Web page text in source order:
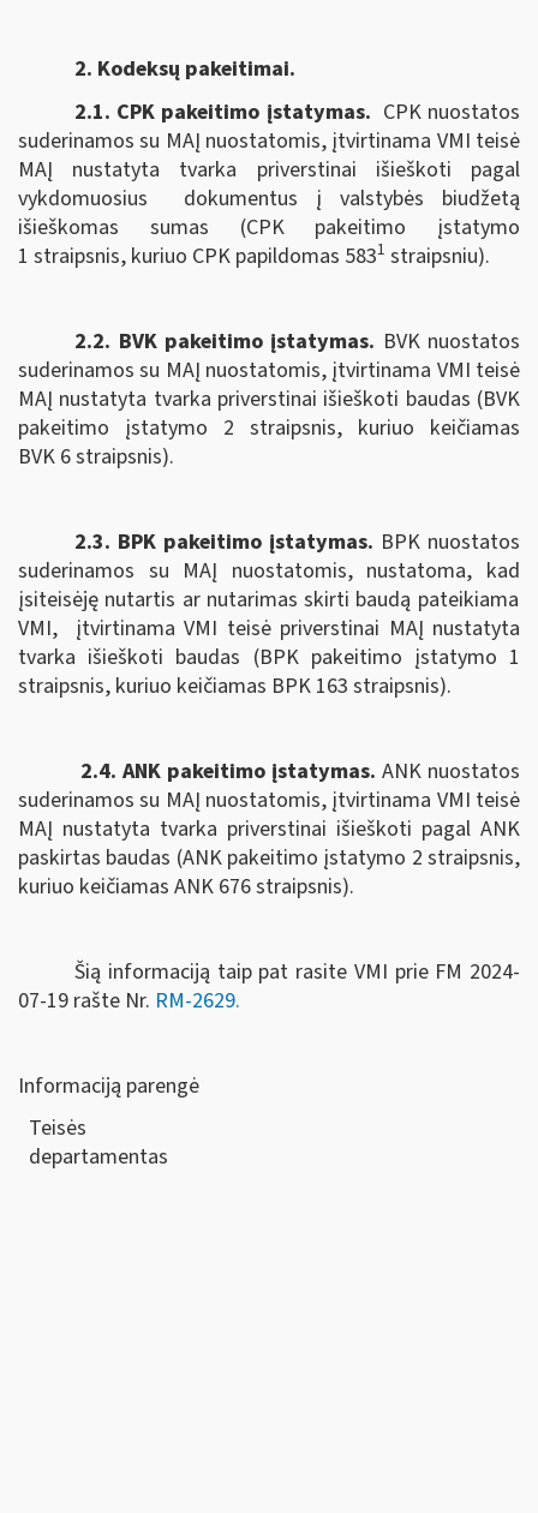
2. Kodeksų pakeitimai.
2.1. CPK pakeitimo įstatymas. CPK nuostatos
suderinamos su MAĮ nuostatomis, įtvirtinama VMI teisė
MAĮ nustatyta tvarka priverstinai išieškoti pagal
vykdomuosius dokumentus į valstybės biudžetą
išieškomas sumas (CPK pakeitimo įstatymo
1 straipsnis, kuriuo CPK papildomas 5831 straipsniu).
2.2. BVK pakeitimo įstatymas. BVK nuostatos
suderinamos su MAĮ nuostatomis, įtvirtinama VMI teisė
MAĮ nustatyta tvarka priverstinai išieškoti baudas (BVK
pakeitimo įstatymo 2 straipsnis, kuriuo keičiamas
BVK 6 straipsnis).
2.3. BPK pakeitimo įstatymas. BPK nuostatos
suderinamos su MAĮ nuostatomis, nustatoma, kad
įsiteisėję nutartis ar nutarimas skirti baudą pateikiama
VMI,
įtvirtinama VMI teisė priverstinai MAĮ nustatyta
tvarka išieškoti baudas (BPK pakeitimo įstatymo 1
straipsnis, kuriuo keičiamas BPK 163 straipsnis).
2.4. ANK pakeitimo įstatymas. ANK nuostatos
suderinamos su MAĮ nuostatomis, įtvirtinama VMI teisė
MAĮ nustatyta tvarka priverstinai išieškoti pagal ANK
paskirtas baudas (ANK pakeitimo įstatymo 2 straipsnis,
kuriuo keičiamas ANK 676 straipsnis).
Šią informaciją taip pat rasite VMI prie FM 2024-
07-19 rašte Nr. RM-2629.
Informaciją parengė
Teisės